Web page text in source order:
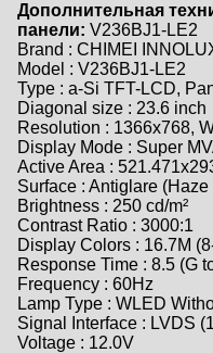
Дополнительная
панели: V236BJ1-LE2
Brand : CHIMEI
Model : V236BJ1-LE2
Type : a-Si TFT-LCD,
Diagonal size : 23.6 inch
Resolution : 1366x768,
Display Mode : Super
Active Area :
Surface : Antiglare
Brightness : 250 cd/m²
Contrast Ratio : 3000:1
Display Colors : 16.7M
Response Time : 8.5 (G
Frequency : 60Hz
Lamp Type : WLED
Signal Interface : LVDS
Voltage : 12.0V